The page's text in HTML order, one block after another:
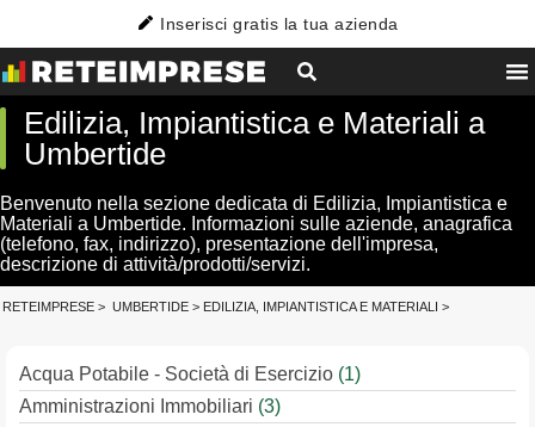
Inserisci gratis la tua azienda
Edilizia, Impiantistica e Materiali a
Umbertide
Benvenuto nella sezione dedicata di Edilizia, Impiantistica e
Materiali a Umbertide. Informazioni sulle aziende, anagrafica
(telefono, fax, indirizzo), presentazione dell'impresa,
descrizione di attività/prodotti/servizi.
RETEIMPRESE > UMBERTIDE > EDILIZIA, IMPIANTISTICA E MATERIALI >
Acqua Potabile - Società di Esercizio (1)
Amministrazioni Immobiliari (3)